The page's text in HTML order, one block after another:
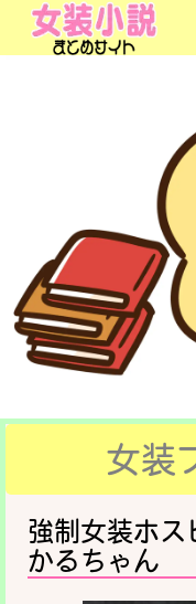
女装
強制女装ホ
かるちゃん